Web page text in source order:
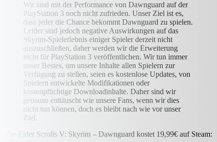
Wir sind mit der Performance von Dawnguard auf der
PlayStation 3 noch nicht zufrieden. Unser Ziel ist es,
dass jeder die Chance bekommt Dawnguard zu spielen.
Leider sind jedoch negative Auswirkungen auf das
Skyrim-Spielerlebnis einiger Spieler derzeit nicht
auszuschließen, daher werden wir die Erweiterung
nicht für PlayStation 3 veröffentlichen. Wir tun immer
unser Bestes, um unsere Inhalte allen Spielern zur
Verfügung zu stellen, seien es kostenlose Updates, von
Spielern entwickelte Modifikationen oder
kostenpflichtige Downloadinhalte. Daher sind wir
genauso enttäuscht wie unsere Fans, wenn wir dies
nicht tun können, doch es bleibt nach wie vor unser
Ziel.
The Elder Scrolls V: Skyrim – Dawnguard kostet 19,99€ auf Steam: